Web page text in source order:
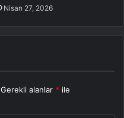
Nisan 27, 2026
Gerekli alanlar * ile